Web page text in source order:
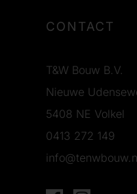
CONTACT
T&W Bouw B.V.
Nieuwe
5408 NE Volkel
0413 272 149